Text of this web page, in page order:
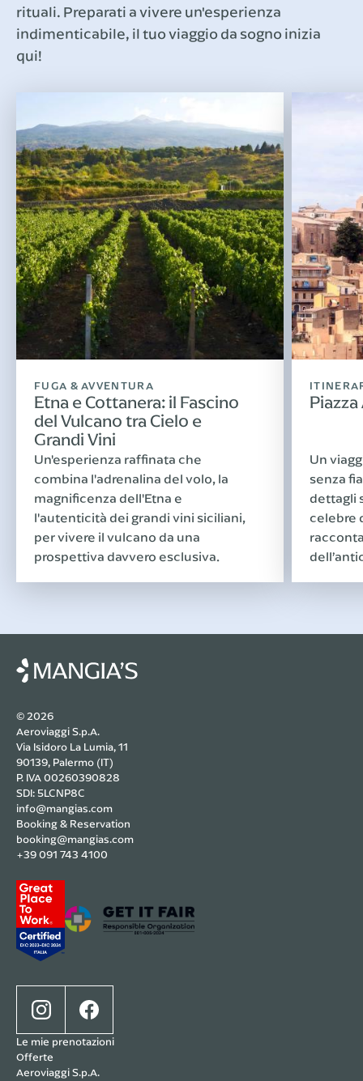
rituali. Preparati a vivere un'esperienza
indimenticabile, il tuo viaggio da sogno inizia
qui!
FUGA & AVVENTURA
Etna e Cottanera: il Fascino
del Vulcano tra Cielo e
Grandi Vini
Un'esperienza raffinata che
combina l'adrenalina del volo, la
magnificenza dell'Etna e
l'autenticità dei grandi vini siciliani,
per vivere il vulcano da una
prospettiva davvero esclusiva.
Un
senza
dettagli
celebre
© 2026
Aeroviaggi S.p.A.
Via Isidoro La Lumia, 11
90139, Palermo (IT)
P. IVA 00260390828
SDI: 5LCNP8C
info@mangias.com
Booking & Reservation
booking@mangias.com
+39 091 743 4100
Le mie prenotazioni
Offerte
Aeroviaggi S.p.A.